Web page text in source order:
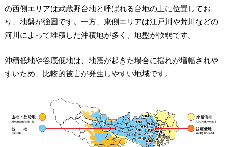
の西側エリアは武蔵野台地と呼ばれる台地の上に位置してお
り、地盤が強固です。一方、東側エリアは江戸川や荒川などの
河川によって堆積した沖積地が多く、地盤が軟弱です。
沖積低地や谷底低地は、地震が起きた場合に揺れが増幅されや
すいため、比較的被害が発生しやすい地域です。